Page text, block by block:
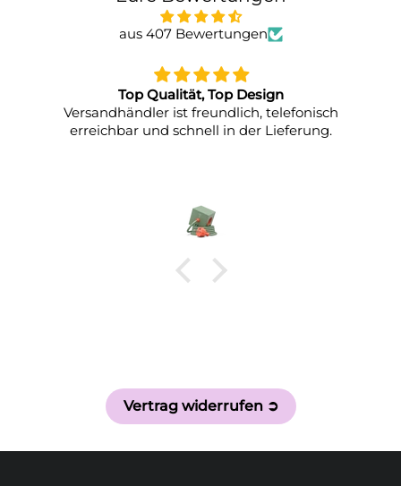
aus 407 Bewertungen
Alles top!
Schnelle Lieferung, gut verpackt, stylische
Regale :-)
Vertrag widerrufen ➲